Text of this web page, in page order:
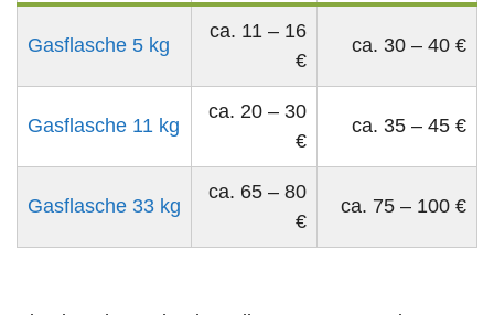
Gasflasche 5 kg
ca. 11 – 16
€
ca. 30 – 40 €
Gasflasche 11 kg
ca. 20 – 30
€
ca. 35 – 45 €
Gasflasche 33 kg
ca. 65 – 80
€
ca. 75 – 100 €